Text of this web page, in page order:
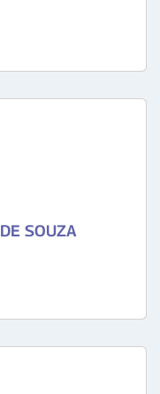
SOUZA